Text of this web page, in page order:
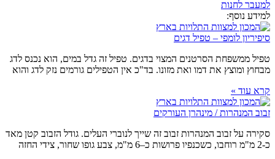
למעבר לחנות
למידע נוסף:
סיפיריון לומפי – טפיל דגים
טפיל ממשפחת הסרטנים המצוי בדגים. טפיל זה גדל במים, הוא נכנס לדג
מבחוץ ומוצץ את דמו ואת מזונו. בד"כ אין הטפילים גורמים נזק לדג והוא
קרא עוד »
זבוב המנהרות / מינהרן העורקים
סקירה על זבוב המנהרות זבוב זה שייך לנוברי העלים. גודל הזבוב קטן מאד
כ-2 מ"מ רוחבו, כשכנפיו פרושות כ–6 מ"מ, צבע גופו שחור, צידי החזה